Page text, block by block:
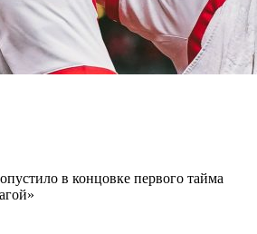
в концовке первого тайма